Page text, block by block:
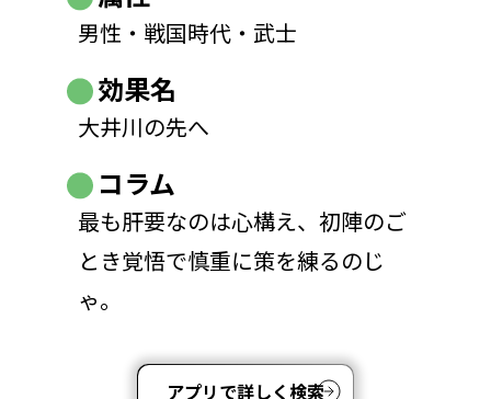
男性・戦国時代・武士
効果名
大井川の先へ
コラム
最も肝要なのは心構え、初陣のご
とき覚悟で慎重に策を練るのじ
ゃ。
アプリで詳しく検索